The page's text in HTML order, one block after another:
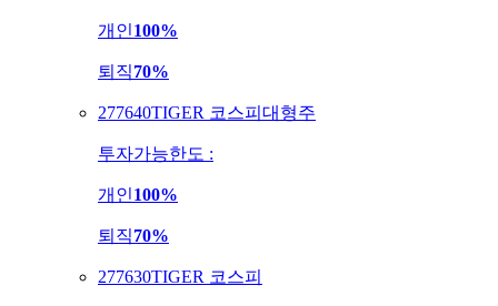
개인100%
퇴직70%
277640TIGER 코스피대형주
투자가능한도 :
개인100%
퇴직70%
277630TIGER 코스피